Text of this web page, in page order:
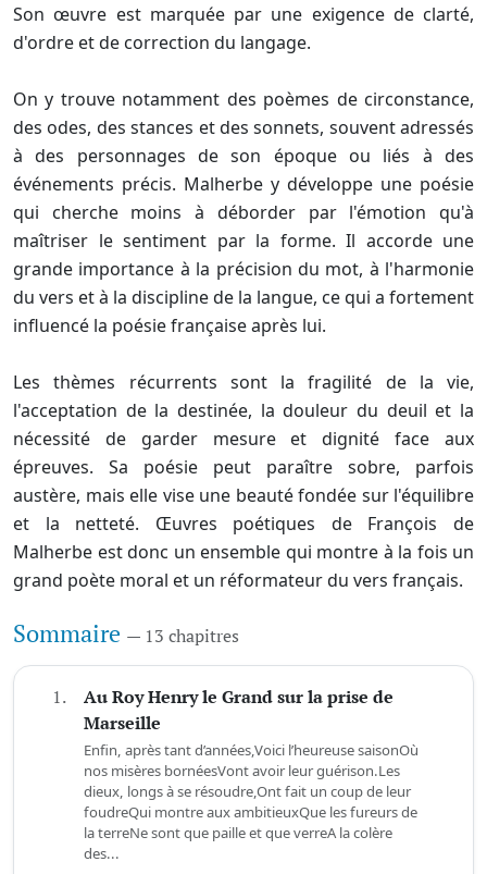
Son œuvre est marquée par une exigence de clarté,
d'ordre et de correction du langage.
On y trouve notamment des poèmes de circonstance,
des odes, des stances et des sonnets, souvent adressés
à des personnages de son époque ou liés à des
événements précis. Malherbe y développe une poésie
qui cherche moins à déborder par l'émotion qu'à
maîtriser le sentiment par la forme. Il accorde une
grande importance à la précision du mot, à l'harmonie
du vers et à la discipline de la langue, ce qui a fortement
influencé la poésie française après lui.
Les thèmes récurrents sont la fragilité de la vie,
l'acceptation de la destinée, la douleur du deuil et la
nécessité de garder mesure et dignité face aux
épreuves. Sa poésie peut paraître sobre, parfois
austère, mais elle vise une beauté fondée sur l'équilibre
et la netteté. Œuvres poétiques de François de
Malherbe est donc un ensemble qui montre à la fois un
grand poète moral et un réformateur du vers français.
Sommaire — 13 chapitres
1.
Au Roy Henry le Grand sur la prise de
Marseille
Enfin, après tant d’années,Voici l’heureuse saisonOù
nos misères bornéesVont avoir leur guérison.Les
dieux, longs à se résoudre,Ont fait un coup de leur
foudreQui montre aux ambitieuxQue les fureurs de
la terreNe sont que paille et que verreA la colère
des...